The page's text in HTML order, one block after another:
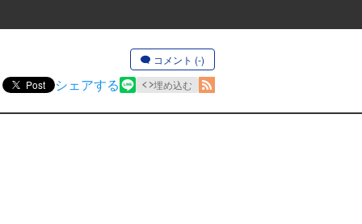
コメント (-)
Post シェアする 埋め込む